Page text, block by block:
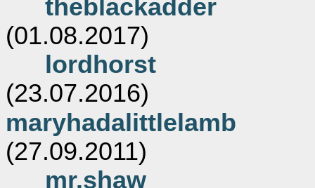
theblackadder
(01.08.2017)
lordhorst
(23.07.2016)
maryhadalittlelamb
(27.09.2011)
mr.shaw